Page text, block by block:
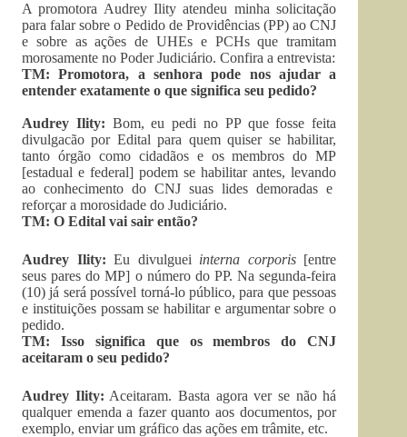
A promotora Audrey Ility atendeu minha solicitação
para falar sobre o Pedido de Providências (PP) ao CNJ
e sobre as ações de UHEs e PCHs que tramitam
morosamente no Poder Judiciário. Confira a entrevista:
TM: Promotora, a senhora pode nos ajudar a
entender exatamente o que significa seu pedido?
Audrey Ility: Bom, eu pedi no PP que fosse feita
divulgacão por Edital para quem quiser se habilitar,
tanto órgão como cidadãos e os membros do MP
[estadual e federal] podem se habilitar antes, levando
ao conhecimento do CNJ suas lides demoradas e
reforçar a morosidade do Judiciário.
TM: O Edital vai sair então?
Audrey Ility: Eu divulguei interna corporis[entre
seus pares do MP] o número do PP. Na segunda-feira
(10) já será possível torná-lo público, para que pessoas
e instituições possam se habilitar e argumentar sobre o
pedido.
TM: Isso significa que os membros do CNJ
aceitaram o seu pedido?
Audrey Ility: Aceitaram. Basta agora ver se não há
qualquer emenda a fazer quanto aos documentos, por
exemplo, enviar um gráfico das ações em trâmite, etc.